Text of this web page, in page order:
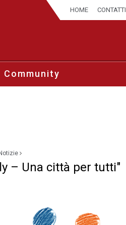
HOME CONTATTI
Community
Notizie
– Una città per tutti"